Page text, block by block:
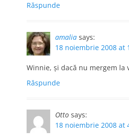
Răspunde
amalia says:
18 noiembrie 2008 at
Winnie, şi dacă nu mergem la
Răspunde
Otto says:
18 noiembrie 2008 at